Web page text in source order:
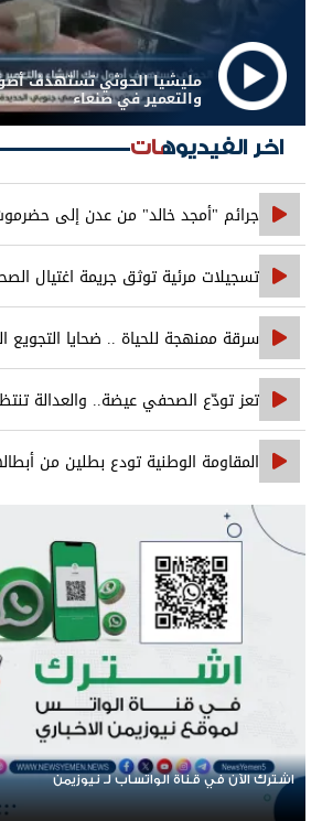
مليشيا الحوثي تستهدف
والتعمير في صنعاء
اخر الفيديوهات
جرائم "أمجد خالد" من عدن إلى
تسجيلات مرئية توثق جريمة اغتيال
سرقة ممنهجة للحياة .. ضحايا التجويع
تعز تودّع الصحفي عيضة.. والعدالة
المتورطين
المقاومة الوطنية تودع بطلين من
الشهداء في المخا
اشترك الآن في قناة الواتساب لـ نيوزيمن